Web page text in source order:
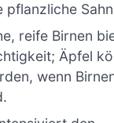
pflanzliche
reife Birnen
Äpfel
wenn